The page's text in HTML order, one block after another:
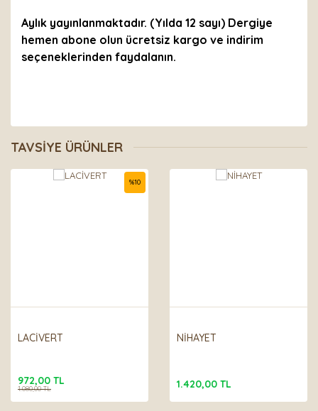
Aylık yayınlanmaktadır. (Yılda 12 sayı) Dergiye
hemen abone olun ücretsiz kargo ve indirim
seçeneklerinden faydalanın.
Bu ürüne ilk yorumu siz yapın!
Yorum Yaz
formunu kullanarak tarafımıza iletebilirsiniz.
TAVSİYE ÜRÜNLER
LACİVERT
%10
972,00 TL
1.080,00 TL
NİHAYET
1.420,00 TL